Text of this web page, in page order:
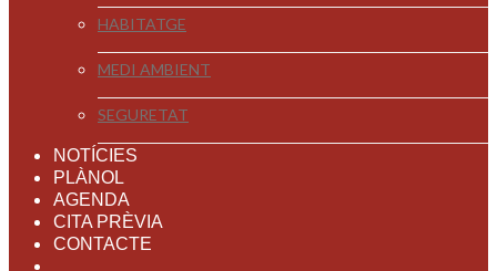
HABITATGE
MEDI AMBIENT
SEGURETAT
NOTÍCIES
PLÀNOL
AGENDA
CITA PRÈVIA
CONTACTE